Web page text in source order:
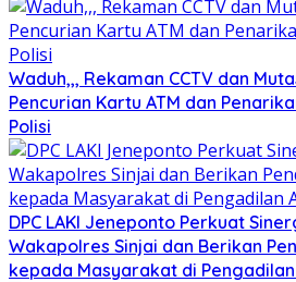
Waduh,,, Rekaman CCTV dan
Pencurian Kartu ATM dan
Polisi
DPC LAKI Jeneponto Perkuat
Wakapolres Sinjai dan Berikan
kepada Masyarakat di